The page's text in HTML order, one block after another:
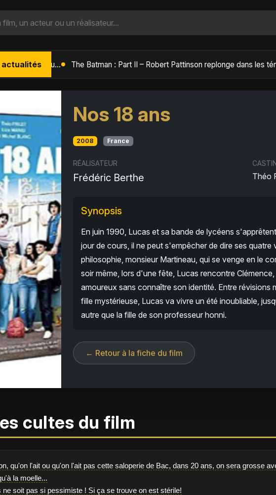
actualités L'Âge de Glace : Le Réveil du Volcan – Manny, Sid et Diego de retour pour une aventure explosive
Nos 18 ans
2008 France
RÉALISATEUR
Frédéric Berthe Théo
Synopsis
En juin 1990, Lucas et sa bande de lycéens
jour de cours, il ne peut s'empêcher de dire ses
philosophie, monsieur Martineau, qui se venge en le
soir même, lors d'une fête, Lucas rencontre
amoureux sans connaître son identité. Entre révisions
fille mystérieuse, Lucas va vivre un été inoubliable,
autre que la fille de son professeur honni.
← Retour à la fiche du film
cultes du film
qu'on l'ait ou qu'on l'ait pas cette saloperie de Bac, dans 20 ans, on sera grosse
la moelle...
ne soit pas si pessimiste ! Si ça se trouve on est stérile!